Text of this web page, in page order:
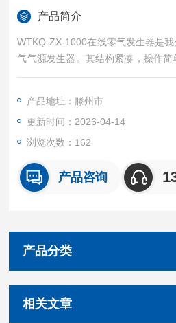
产品简介
WTKQ-ZX-1000在线零气发生器是
气气源发生器。其结构紧凑，操作简
空，大大提高了自动化程度，使性
产品地址：滕州市
更新时间：2026-04-14
浏览次数：162
产品咨询
产品分类
相关文章